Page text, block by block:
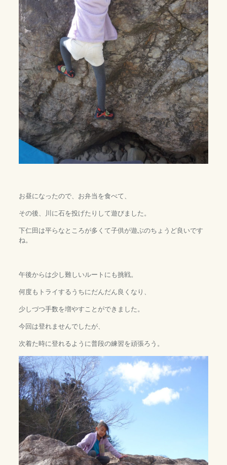
お昼になったので、お弁当を食べて、
その後、川に石を投げたりして遊びました。
下仁田は平らなところが多くて子供が遊ぶのちょうど良いです
ね。
午後からは少し難しいルートにも挑戦。
何度もトライするうちにだんだん良くなり、
少しづつ手数を増やすことができました。
今回は登れませんでしたが、
次着た時に登れるように普段の練習を頑張ろう。